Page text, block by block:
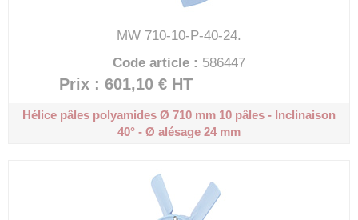
MW 710-10-P-40-24.
Code article : 586447
Prix : 601,10 € HT
Hélice pâles polyamides Ø 710 mm 10 pâles - Inclinaison
40° - Ø alésage 24 mm